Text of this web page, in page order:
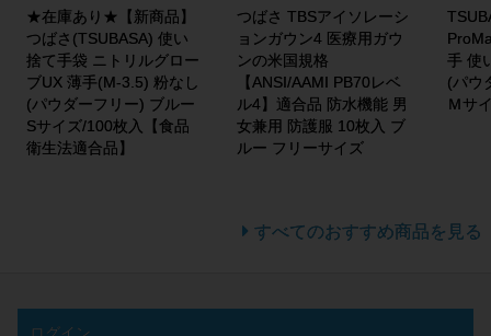
★在庫あり★【新商品】
つばさ(TSUBASA) 使い
捨て手袋 ニトリルグロー
ブUX 薄手(M-3.5) 粉なし
(パウダーフリー) ブルー
Sサイズ/100枚入【食品
衛生法適合品】
つばさ TBSアイソレーシ
ョンガウン4 医療用ガウ
ンの米国規格
【ANSI/AAMI PB70レベ
ル4】適合品 防水機能 男
女兼用 防護服 10枚入 ブ
ルー フリーサイズ
手 使
(パウ
Ｍサ
すべてのおすすめ商品を見る